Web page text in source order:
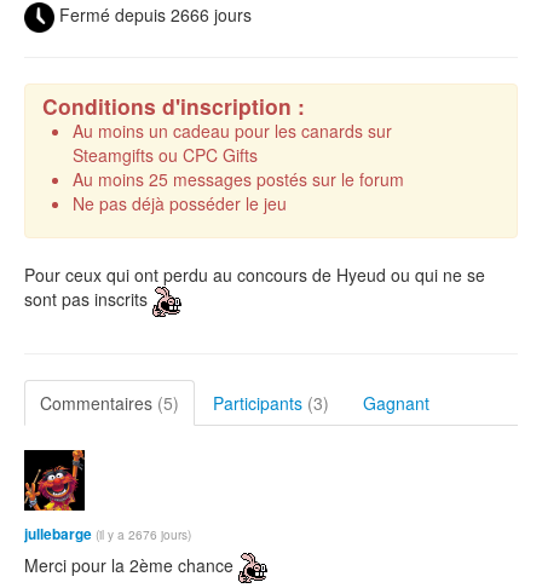
Fermé depuis 2666 jours
Conditions d'inscription :
Au moins un cadeau pour les canards sur
Steamgifts ou CPC Gifts
Au moins 25 messages postés sur le forum
Ne pas déjà posséder le jeu
Pour ceux qui ont perdu au concours de Hyeud ou qui ne se
sont pas inscrits
Commentaires (5) Participants (3) Gagnant
jullebarge (il y a 2676 jours)
Merci pour la 2ème chance